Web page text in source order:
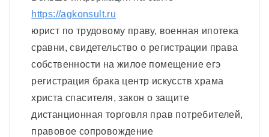
https://agkonsult.ru
юрист по трудовому праву, военная ипотека
сравни, свидетельство о регистрации права
собственности на жилое помещение егэ
регистрация брака центр искусств храма
христа спасителя, закон о защите
дистанционная торговля прав потребителей,
правовое сопровождение